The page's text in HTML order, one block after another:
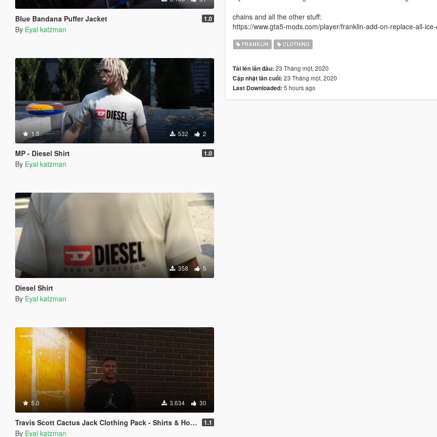
Blue Bandana Puffer Jacket 1.0
By Eyal katzman
1.5 532 2
MP - Diesel Shirt 1.0
By Eyal katzman
358 5
Diesel Shirt
By Eyal katzman
5.0 3.634 30
Travis Scott Cactus Jack Clothing Pack - Shirts & Hoodies - Franklin 1.1
By Eyal katzman
chains and all the other stuff:
https://www.gta5-mods.com/player/franklin-add-on-replace-all-
FRANKLIN CLOTHING
Tải lên lần đầu: 23 Tháng một, 2020
Cập nhật lần cuối: 23 Tháng một, 2020
Last Downloaded: 5 hours ago